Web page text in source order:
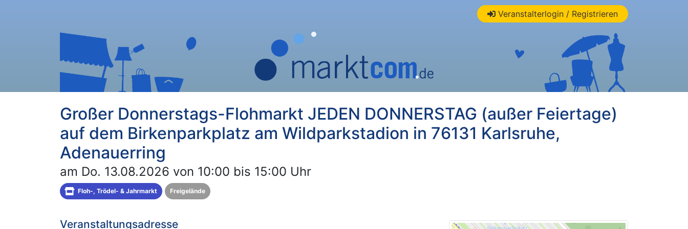
Veranstalterlogin / Registrieren
Großer Donnerstags-Flohmarkt JEDEN DONNERSTAG (außer Feiertage)
auf dem Birkenparkplatz am Wildparkstadion in 76131 Karlsruhe,
Adenauerring
am Do. 13.08.2026 von 10:00 bis 15:00 Uhr
Floh-, Trödel- & Jahrmarkt Freigelände
Veranstaltungsadresse